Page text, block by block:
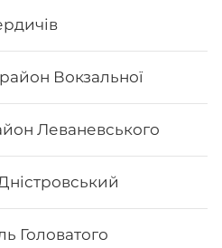
Вокзальної
Леваневського
Головатого